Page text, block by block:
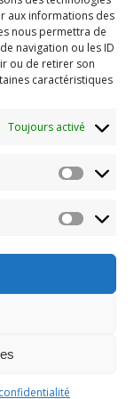
aux informations des
nous permettra de
navigation ou les ID
ou de retirer son
caractéristiques
Toujours activé